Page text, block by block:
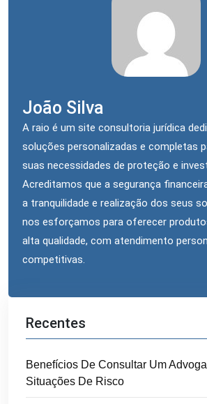
João Silva
A raio é um site consultoria jurídica
soluções personalizadas e completas
suas necessidades de proteção e
Acreditamos que a segurança
a tranquilidade e realização dos seus
nos esforçamos para oferecer
alta qualidade, com atendimento
competitivas.
Recentes
Benefícios De Consultar Um
Situações De Risco